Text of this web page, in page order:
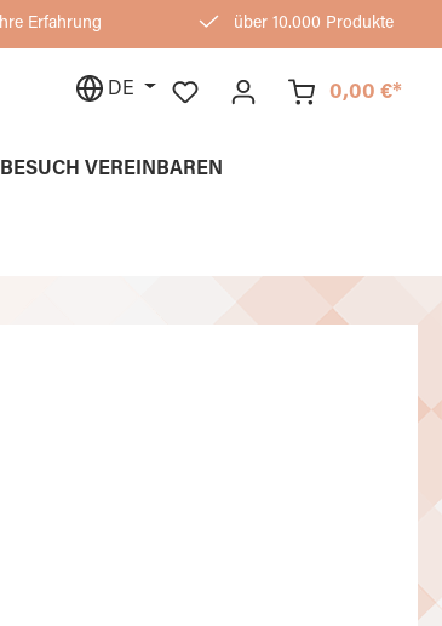
Erfahrung über 10.000 Produkte
DE 0,00 €*
BESUCH VEREINBAREN